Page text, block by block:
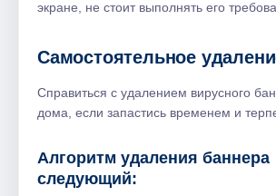
экране, не стоит выполнять его
Самостоятельное
Справиться с удалением вирусного
дома, если запастись временем и
Алгоритм удаления баннера
следующий: